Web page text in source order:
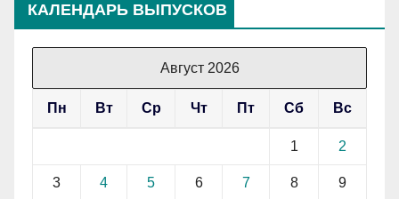
КАЛЕНДАРЬ ВЫПУСКОВ
Август 2026
Пн Вт Ср Чт Пт Сб Вс
1 2
3 4 5 6 7 8 9